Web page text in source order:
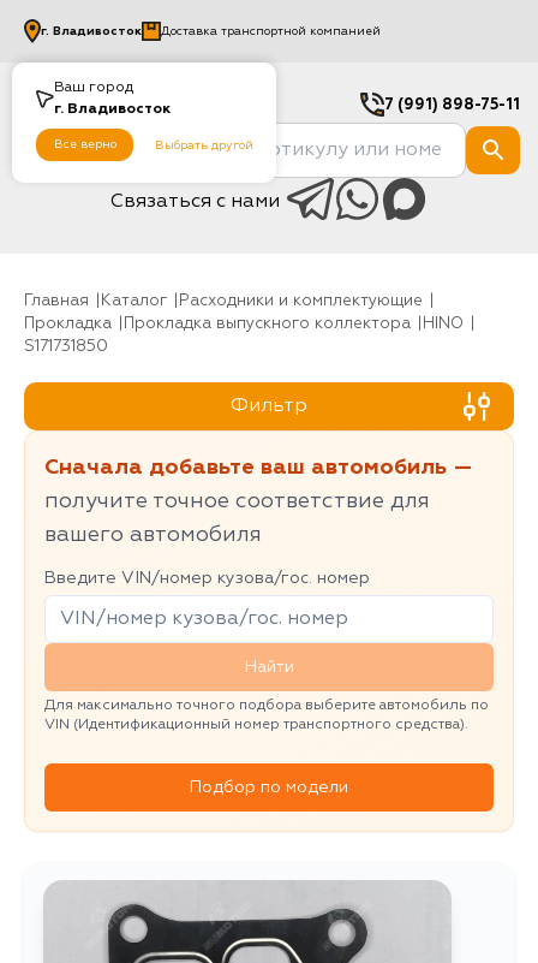
Ваш город
г. Владивосток
Все верно Выбрать другой
г. Владивосток Доставка транспортной компанией
7 (991) 898-75-11
Связаться с нами
Главная Каталог
Расходники и комплектующие
Прокладка
Прокладка выпускного коллектора
HINO
S171731850
Фильтр
Сначала добавьте ваш автомобиль —
получите точное соответствие для
вашего автомобиля
Введите VIN/номер кузова/гос. номер
Найти
Для максимально точного подбора выберите автомобиль по
VIN (Идентификационный номер транспортного средства).
Подбор по модели